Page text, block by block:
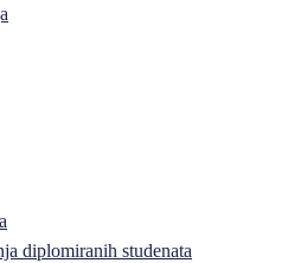
diplomiranih studenata